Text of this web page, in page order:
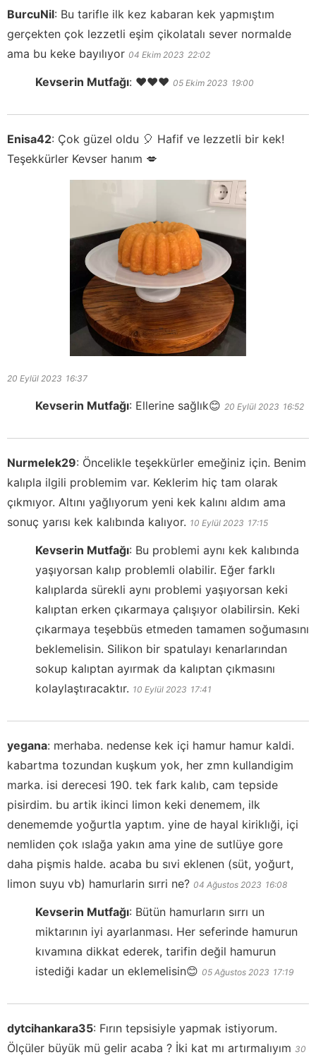
BurcuNil: Bu tarifle ilk kez kabaran kek yapmıştım
gerçekten çok lezzetli eşim çikolatalı sever normalde
ama bu keke bayılıyor 04 Ekim 2023 22:02
Kevserin Mutfağı: ❤️❤️❤️ 05 Ekim 2023 19:00
Enisa42: Çok güzel oldu 🎈 Hafif ve lezzetli bir kek!
Teşekkürler Kevser hanım 💋
20 Eylül 2023 16:37
Kevserin Mutfağı: Ellerine sağlık😊 20 Eylül 2023 16:52
Nurmelek29: Öncelikle teşekkürler emeğiniz için. Benim
kalıpla ilgili problemim var. Keklerim hiç tam olarak
çıkmıyor. Altını yağlıyorum yeni kek kalını aldım ama
sonuç yarısı kek kalıbında kalıyor. 10 Eylül 2023 17:15
Kevserin Mutfağı: Bu problemi aynı kek kalıbında
yaşıyorsan kalıp problemli olabilir. Eğer farklı
kalıplarda sürekli aynı problemi yaşıyorsan keki
kalıptan erken çıkarmaya çalışıyor olabilirsin. Keki
çıkarmaya teşebbüs etmeden tamamen soğumasını
beklemelisin. Silikon bir spatulayı kenarlarından
sokup kalıptan ayırmak da kalıptan çıkmasını
kolaylaştıracaktır. 10 Eylül 2023 17:41
yegana: merhaba. nedense kek içi hamur hamur kaldi.
kabartma tozundan kuşkum yok, her zmn kullandigim
marka. isi derecesi 190. tek fark kalıb, cam tepside
pisirdim. bu artik ikinci limon keki denemem, ilk
denememde yoğurtla yaptım. yine de hayal kiriklıği, içi
nemliden çok ıslağa yakın ama yine de sutlüye gore
daha pişmis halde. acaba bu sıvi eklenen (süt, yoğurt,
limon suyu vb) hamurlarin sırri ne? 04 Ağustos 2023 16:08
Kevserin Mutfağı: Bütün hamurların sırrı un
miktarının iyi ayarlanması. Her seferinde hamurun
kıvamına dikkat ederek, tarifin değil hamurun
istediği kadar un eklemelisin😊 05 Ağustos 2023 17:19
dytcihankara35: Fırın tepsisiyle yapmak istiyorum.
Ölçüler büyük mü gelir acaba ? İki kat mı artırmalıyım 30